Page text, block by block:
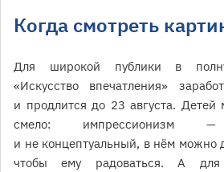
Когда смотреть
Для широкой публики в
«Искусство впечатления»
и продлится до 23 августа. Детей
смело:
и не концептуальный, в нём можно
чтобы ему радоваться. А